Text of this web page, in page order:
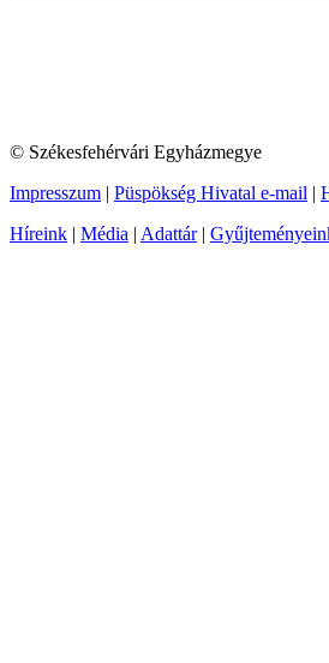
© Székesfehérvári Egyházmegye
Impresszum | Püspökség Hivatal e-mail |
Híreink | Média | Adattár|